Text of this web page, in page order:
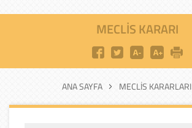
MECLIS KARARI
ANA SAYFA MECLIS KARARLARI